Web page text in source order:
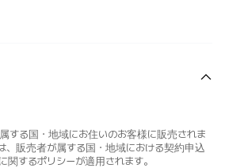
する国・地域にお住いのお客様に販売されま
、販売者が属する国・地域における契約申込
するポリシーが適用されます。